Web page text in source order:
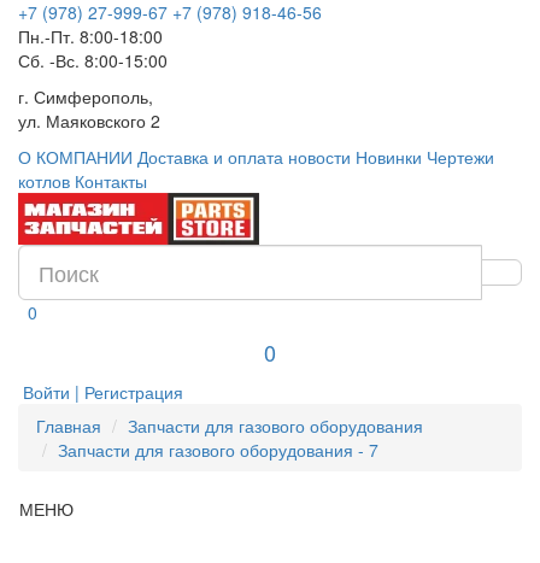
+7 (978) 27-999-67 +7 (978) 918-46-56
Пн.-Пт. 8:00-18:00
Сб. -Вс. 8:00-15:00
г. Симферополь,
ул. Маяковского 2
О КОМПАНИИ Доставка и оплата новости Новинки Чертежи
котлов Контакты
0
0
Войти | Регистрация
Главная
Запчасти для газового оборудования
Запчасти для газового оборудования - 7
МЕНЮ